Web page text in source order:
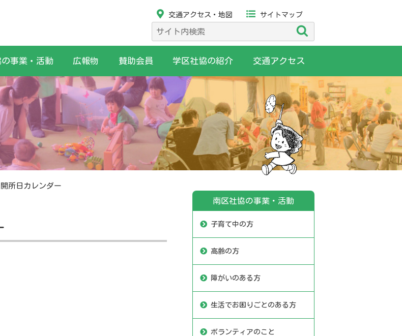
交通アクセス・地図 サイトマップ
検
索:
事業・活動 広報物 賛助会員 学区社協の紹介 交通アクセス
所日カレンダー
南区社協の事業・活動
子育て中の方
高齢の方
障がいのある方
生活でお困りごとのある方
ボランティアのこと